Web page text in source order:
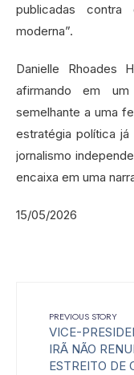
publicadas
moderna”.
Danielle Rhoades
afirmando em um
semelhante a uma
estratégia política
jornalismo
encaixa em uma
15/05/2026
PREVIOUS STORY
VICE-
IRÃ NÃO
ESTREITO DE